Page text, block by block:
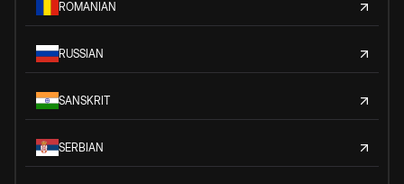
ROMANIAN
RUSSIAN
SANSKRIT
SERBIAN